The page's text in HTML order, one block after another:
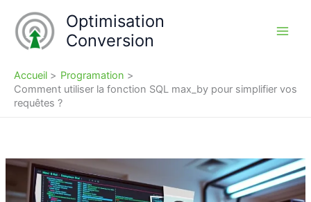
contenu
Optimisation
Conversion
Accueil
Programation
Comment utiliser la fonction SQL max_by pour simplifier vos
requêtes ?